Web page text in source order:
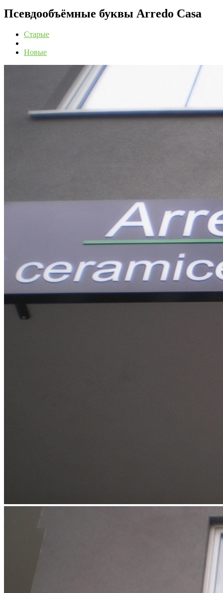
Псевдообъёмные буквы Arredo Casa
Старые
Новые